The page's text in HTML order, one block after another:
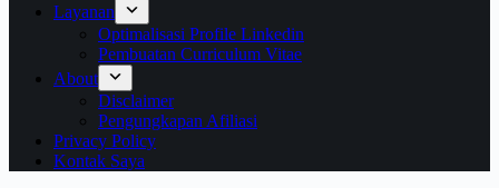
Layanan
Optimalisasi Profile Linkedin
Pembuatan Curriculum Vitae
About
Disclaimer
Pengungkapan Afiliasi
Privacy Policy
Kontak Saya